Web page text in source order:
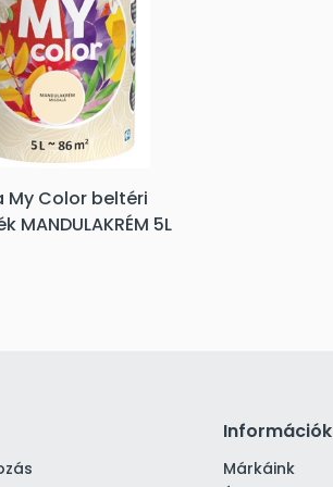
My Color beltéri
MANDULAKRÉM 5L
Információk
Márkáink